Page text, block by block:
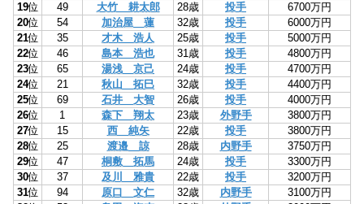
19位 49 大竹 耕太郎 28歳 投手
6700万円
20位 54 加治屋 蓮 32歳 投手
6000万円
21位 35 才木 浩人 25歳 投手
5000万円
22位 46 島本 浩也 31歳 投手
4800万円
23位 65 湯浅 京己 24歳 投手
4700万円
24位 21 秋山 拓巳 32歳 投手
4400万円
25位 69 石井 大智 26歳 投手
4000万円
26位 1 森下 翔太 23歳 外野手
3800万円
27位 15 西 純矢 22歳 投手
3800万円
28位 25 渡邉 諒 28歳 内野手
3750万円
29位 47 桐敷 拓馬 24歳 投手
3300万円
30位 37 及川 雅貴 22歳 投手
3200万円
31位 94 原口 文仁 32歳 内野手
3100万円